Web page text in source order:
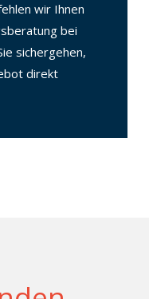
wir Ihnen
bei
sichergehen,
direkt